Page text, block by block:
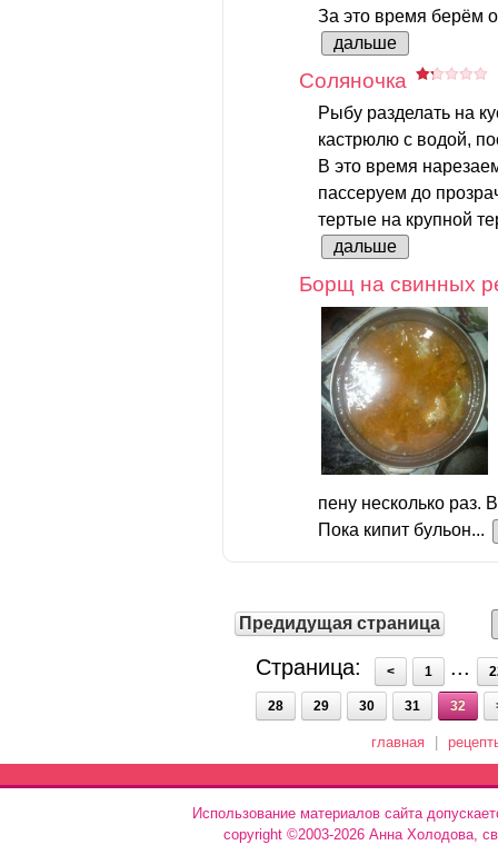
За это время берём
дальше
Соляночка
Рыбу разделать на
кастрюлю с водой,
В это время
пассеруем до
тертые на крупной
дальше
Борщ на свинных
пену несколько раз.
Пока кипит бульон...
Предидущая страница
Страница: < 1 ...
28 29 30 31 32
главная
Использование материалов сайта
copyright ©2003-2026 Анна Холодова,